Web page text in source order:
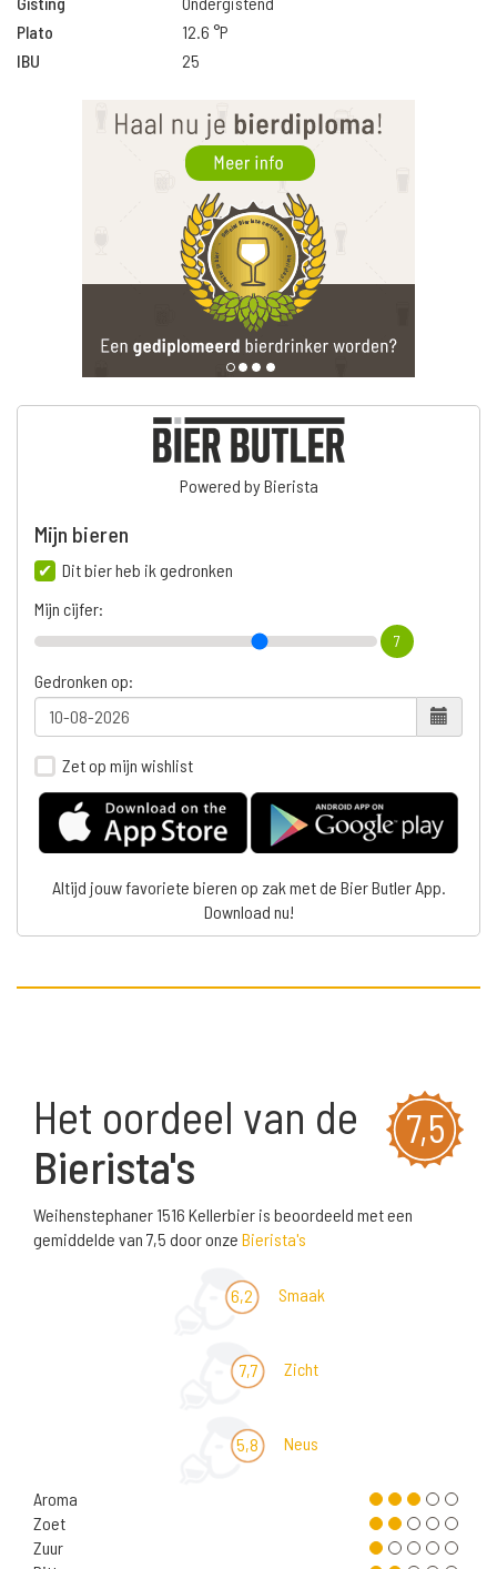
Plato
12.6 °P
IBU
25
Powered by Bierista
Mijn bieren
Dit bier heb ik gedronken
Mijn cijfer:
7
Gedronken op:
Zet op mijn wishlist
Altijd jouw favoriete bieren op zak met de Bier Butler App.
Download nu!
7,5
Het oordeel van de
Bierista's
Weihenstephaner 1516 Kellerbier is beoordeeld met een
gemiddelde van 7,5 door onze Bierista's
6,2 Smaak
7,7 Zicht
5,8 Neus
Aroma
Zoet
Zuur